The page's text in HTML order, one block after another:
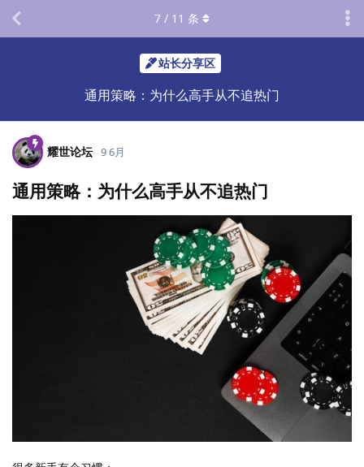
站长分享区
通用策略：为什么高手从不追热门
7 / 11 条
耀世论坛 9 6月
通用策略：为什么高手从不追热门